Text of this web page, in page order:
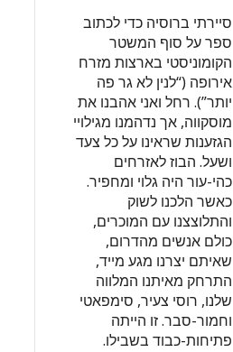
סיירתי ברוסיה כדי לכתוב
ספר על סוף המשטר
הקומוניסטי בארצות מזרח
אירופה (“לנין לא גר פה
יותר”). רחל ואני אהבנו את
מוסקווה, אך נדהמנו מגילויי
הגזענות שראינו על כל צעד
ושעל. הבוז לאזרחים
כהי-עור היה גלוי ומחפיר.
כאשר הלכנו לשוק
והתלוצצנו עם המוכרים,
כולם אנשים מהדרום,
שאיתם יצרנו מגע מייד,
התרחק מאיתנו המלווה
שלנו, רוסי צעיר, סימפאטי
וחמור-סבר. זו הייתה
פתיחות-כבוד בשבילו.